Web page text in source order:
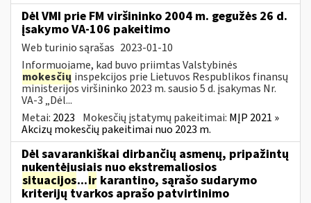
Dėl VMI prie FM viršininko 2004 m. gegužės 26 d.
įsakymo VA-106 pakeitimo
Web turinio sąrašas 2023-01-10
Informuojame, kad buvo priimtas Valstybinės
mokesčių inspekcijos prie Lietuvos Respublikos finansų
ministerijos viršininko 2023 m. sausio 5 d. įsakymas Nr.
VA-3 „Dėl...
Metai: 2023 Mokesčių įstatymų pakeitimai: MĮP 2021 »
Akcizų mokesčių pakeitimai nuo 2023 m.
Dėl savarankiškai dirbančių asmenų, pripažintų
nukentėjusiais nuo ekstremaliosios
situacijos...ir karantino, sąrašo sudarymo
kriterijų tvarkos aprašo patvirtinimo